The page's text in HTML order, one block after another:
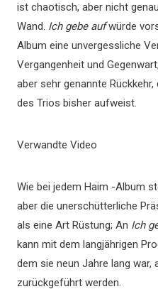
ist chaotisch, aber nicht
Wand. Ich gebe aufwürde
Album eine unvergessliche
Vergangenheit und
aber sehr genannte
des Trios bisher aufweist.
Verwandte Video
Wie bei jedem Haim -Album
aber die unerschütterliche
als eine Art Rüstung; An Ich
kann mit dem langjährigen
dem sie neun Jahre lang war,
zurückgeführt werden.